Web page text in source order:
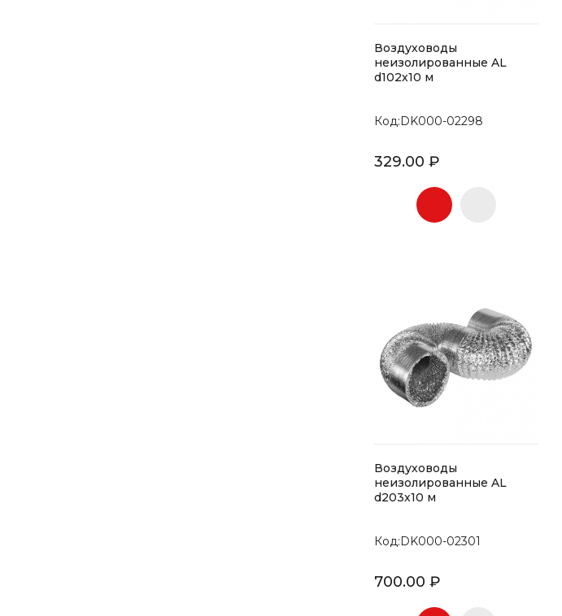
Воздуховоды
неизолированные AL
d102х10 м
Код:DK000-02298
329.00 ₽
Воздуховоды
неизолированные AL
d203х10 м
Код:DK000-02301
700.00 ₽